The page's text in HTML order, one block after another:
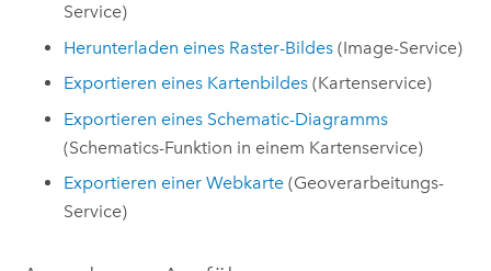
Service)
Herunterladen eines Raster-Bildes (Image-Service)
Exportieren eines Kartenbildes (Kartenservice)
Exportieren eines Schematic-Diagramms
(Schematics-Funktion in einem Kartenservice)
Exportieren einer Webkarte (Geoverarbeitungs-
Service)